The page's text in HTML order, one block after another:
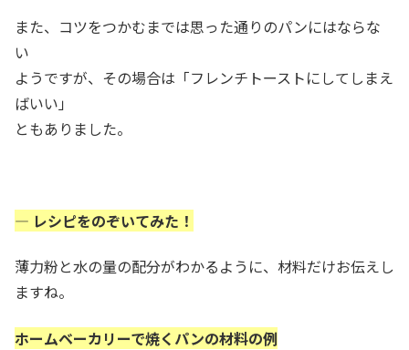
また、コツをつかむまでは思った通りのパンにはならな
い
ようですが、その場合は「フレンチトーストにしてしまえ
ばいい」
ともありました。
— レシピをのぞいてみた！
薄力粉と水の量の配分がわかるように、材料だけお伝えし
ますね。
ホームベーカリーで焼くパンの材料の例